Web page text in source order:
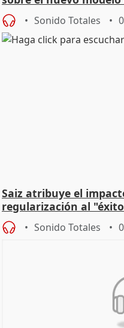
Sonido Totales
Saiz atribuye el
regularización al
Sonido Totales